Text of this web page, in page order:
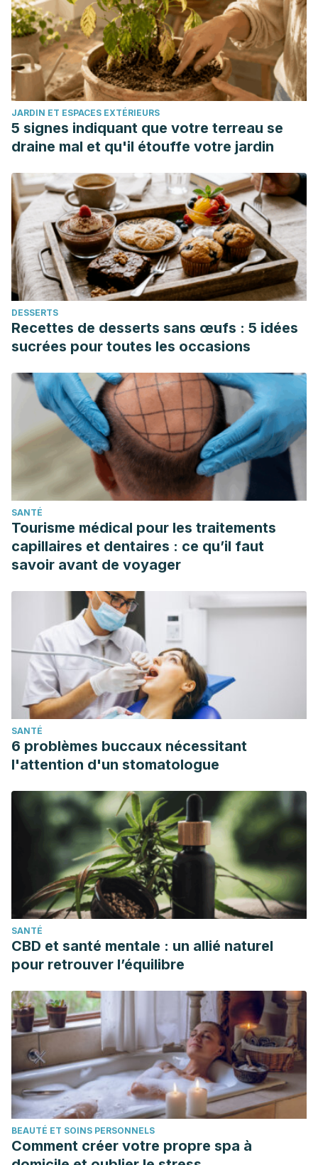
research : PTR, 23(12), 1647–1662.
https://doi.org/10.1002/ptr.3006
Hoffman, J. R., & Falvo, M. J. (2004). Protein – Which is
Best?. Journal of sports science & medicine, 3(3), 118–130.
Tang, C. H., Ten, Z., Wang, X. S., & Yang, X. Q. (2006).
Physicochemical and functional properties of hemp
(Cannabis sativa L.) protein isolate. Journal of agricultural
and food chemistry, 54(23), 8945–8950.
https://doi.org/10.1021/jf0619176
Weickert, M. O., & Pfeiffer, A. F. (2008). Metabolic effects
of dietary fiber consumption and prevention of diabetes.
The Journal of nutrition, 138(3), 439–442.
https://doi.org/10.1093/jn/138.3.439
Pihlanto, A., Mattila, P., Mäkinen, S., & Pajari, A. M. (2017).
Bioactivities of alternative protein sources and their
potential health benefits. Food & function, 8(10), 3443–
3458. https://doi.org/10.1039/c7fo00302a
Pojić, M., Mišan, A., Sakač, M., Dapčević Hadnađev, T.,
Šarić, B., Milovanović, I., & Hadnađev, M. (2014).
Characterization of byproducts originating from hemp oil
processing. Journal of agricultural and food chemistry,
62(51), 12436–12442. https://doi.org/10.1021/jf5044426
Rodriguez-Leyva, D., & Pierce, G. N. (2010). The cardiac
and haemostatic effects of dietary hempseed. Nutrition &
metabolism, 7, 32. https://doi.org/10.1186/1743-7075-7-32
Pihlanto, A., Mattila, P., Mäkinen, S., & Pajari, A. M. (2017).
Bioactivities of alternative protein sources and their
potential health benefits. Food & function, 8(10), 3443–
3458. https://doi.org/10.1039/c7fo00302a
Yan, X., Tang, J., dos Santos Passos, C., Nurisso, A.,
Simões-Pires, C. A., Ji, M., Lou, H., & Fan, P. (2015).
Characterization of Lignanamides from Hemp (Cannabis
sativa L.) Seed and Their Antioxidant and
Acetylcholinesterase Inhibitory Activities. Journal of
agricultural and food chemistry, 63(49), 10611–10619.
https://doi.org/10.1021/acs.jafc.5b05282
Phillips S. M. (2012). Dietary protein requirements and
adaptive advantages in athletes. The British journal of
https://doi.org/10.1017/S0007114512002516
JARDIN ET ESPACES EXTÉRIEURS
5 signes indiquant que votre terreau se
draine mal et qu'il étouffe votre jardin
DESSERTS
Recettes de desserts sans œufs : 5 idées
sucrées pour toutes les occasions
SANTÉ
Tourisme médical pour les traitements
capillaires et dentaires : ce qu’il faut
savoir avant de voyager
SANTÉ
6 problèmes buccaux nécessitant
l'attention d'un stomatologue
SANTÉ
CBD et santé mentale : un allié naturel
pour retrouver l’équilibre
BEAUTÉ ET SOINS PERSONNELS
Comment créer votre propre spa à